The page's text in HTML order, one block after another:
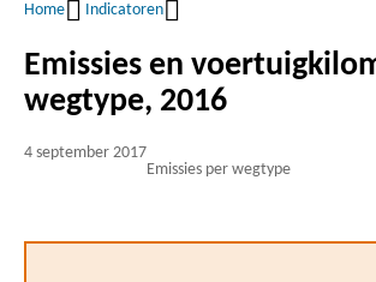
Kruimelpad
Home Indicatoren
Emissies en
wegtype, 2016
4 september 2017
Emissies per wegtype